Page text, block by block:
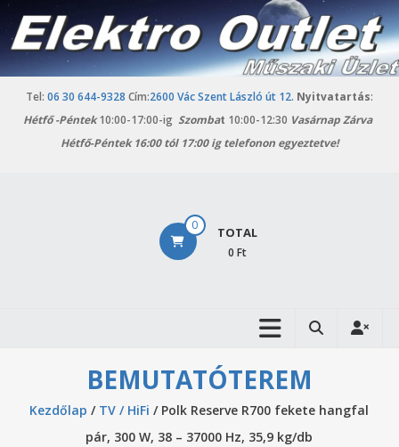
Skip
content
Tel: 06 30 644-9328 Cím:2600 Vác Szent László út 12. Nyitvatartás:
Hétfő -Péntek10:00-17:00-ig Szombat 10:00-12:30 Vasárnap Zárva
Hétfő-Péntek 16:00 tól 17:00 ig telefonon egyeztetve!
0 TOTAL
0 Ft
BEMUTATÓTEREM
Kezdőlap / TV / HiFi / Polk Reserve R700 fekete hangfal
pár, 300 W, 38 – 37000 Hz, 35,9 kg/db